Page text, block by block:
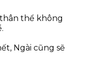
thể không
Ngài cũng sẽ